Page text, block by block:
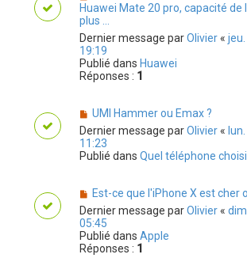
Huawei Mate 20 pro, capacité
plus ...
Dernier message parOlivier«
19:19
Publié dans Huawei
Réponses : 1
UMI Hammer ou Emax ?
Dernier message parOlivier«
11:23
Publié dans Quel téléphone
Est-ce que l'iPhone X est cher
Dernier message parOlivier«
05:45
Publié dans Apple
Réponses : 1